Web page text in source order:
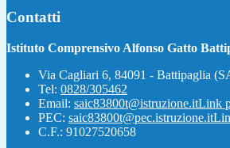
Contatti
Istituto Comprensivo Alfonso Gatto
Via Cagliari 6, 84091 - Battipaglia
Tel: 0828/305462
Email: saic83800t@istruzione.itLink
PEC: saic83800t@pec.istruzione.it
C.F.: 91027520658